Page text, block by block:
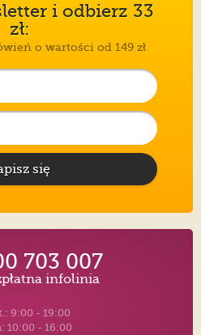
i odbierz 33
zł:
o wartości od 149 zł
się
703 007
infolinia
9:00 - 19:00
10:00 - 16:00